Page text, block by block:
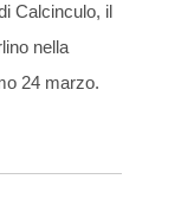
Calcinculo, il
nella
24 marzo.